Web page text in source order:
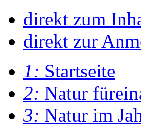
direkt zum
direkt zur
1: Startseite
2: Natur
3: Natur im